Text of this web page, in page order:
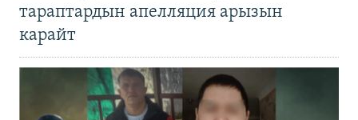
тараптардын апелляция арызын
карайт